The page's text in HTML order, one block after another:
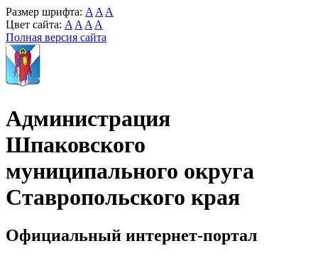
Размер шрифта: A A A
Цвет сайта: A A A A
Полная версия сайта
Администрация
Шпаковского
муниципального округа
Ставропольского края
Официальный интернет-портал